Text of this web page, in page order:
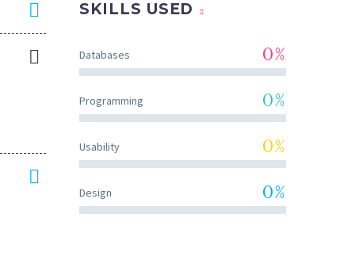
SKILLS USED
Databases 0%
Programming 0%
Usability 0%
Design 0%